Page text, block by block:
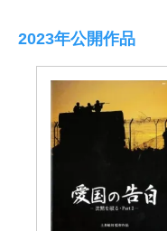
2023年公開作品